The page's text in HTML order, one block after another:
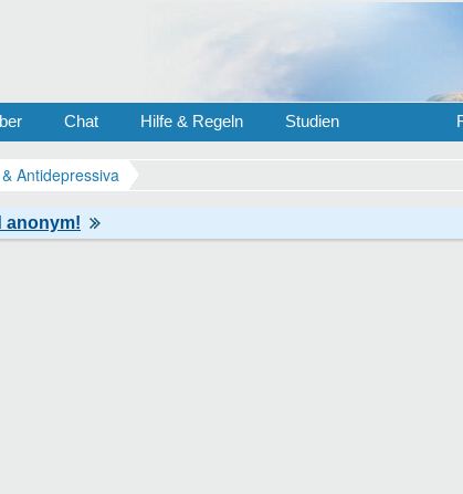
Chat Hilfe & Regeln Studien
Antidepressiva